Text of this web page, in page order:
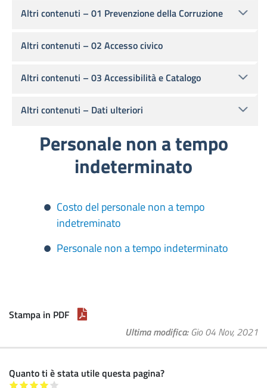
Personale non a tempo
indeterminato
Costo del personale non a tempo
indetreminato
Personale non a tempo indeterminato
Stampa in PDF
Ultima modifica Gio 04 Nov, 2021
Quanto ti è stata utile questa pagina?
Altri contenuti – 01 Prevenzione della Corruzione
Altri contenuti – 02 Accesso civico
Altri contenuti – 03 Accessibilità e Catalogo
Altri contenuti – Dati ulteriori